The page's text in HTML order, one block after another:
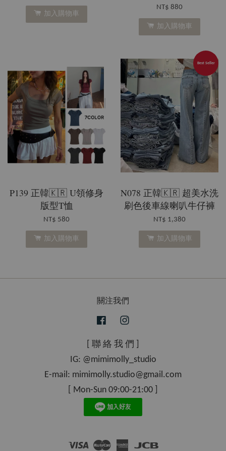
加入購物車
NT$ 880
加入購物車
P139 正韓🇰🇷 U領修身
版型T恤
NT$ 580
加入購物車
Best Seller
N078 正韓🇰🇷 超美水洗
刷色後車線喇叭牛仔褲
NT$ 1,380
加入購物車
關注我們
Facebook
[ 聯 絡 我 們 ]
IG: @mimimolly_studio
E-mail: mimimolly.studio@gmail.com
[ Mon-Sun 09:00-21:00 ]
Visa Master American